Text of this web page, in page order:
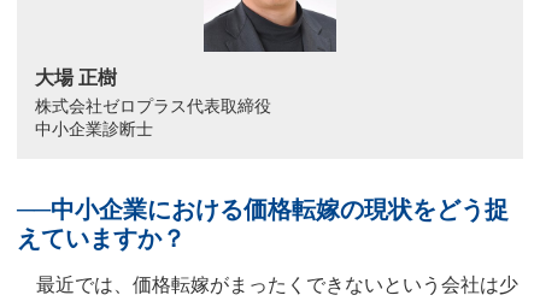
大場 正樹
株式会社ゼロプラス代表取締役
中小企業診断士
──中小企業における価格転嫁の現状をどう捉
えていますか？
最近では、価格転嫁がまったくできないという会社は少